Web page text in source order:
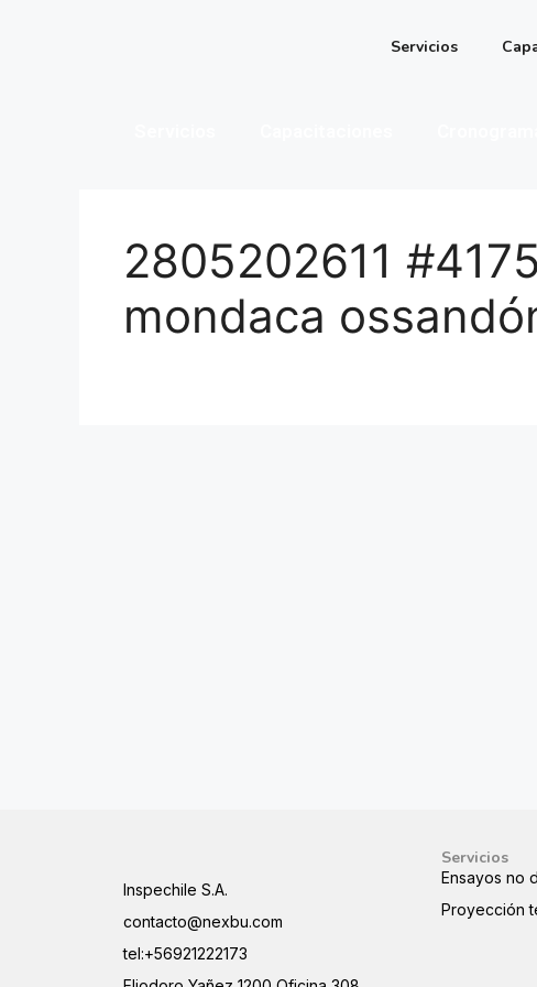
Servicios
2805202611
mondaca
Inspechile S.A.
contacto@nexbu.com
tel:+56921222173
Servicios
Ensayos no
Proyección